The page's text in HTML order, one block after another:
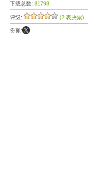
下载总数: 81798
评级: (2 表决票)
份额: